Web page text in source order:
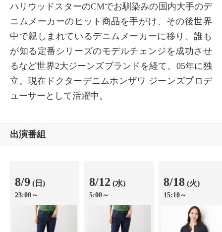
ハリウッドスターのCMでお馴染みの国内大手のデ
ニムメーカーのヒット商品を手がけ、その後世界
中で親しまれているデニムメーカーに移り、誰も
が知る定番シリーズのモデルチェンジを成功させ
るなど世界2大ジーンズブランドを経て、05年に独
立。現在ドクターデニムホンザワ ジーンズプロデ
ューサーとして活躍中。
出演番組
8/9 (日)
23:00～
8/12 (水)
5:00～
8/18 (火)
15:10～